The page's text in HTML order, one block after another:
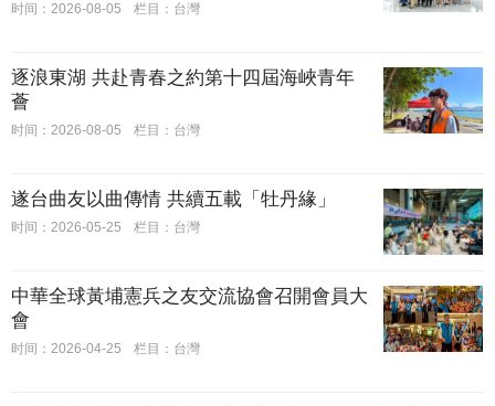
时间：2026-08-05 栏目：台灣
逐浪東湖 共赴青春之約第十四屆海峽青年
薈
时间：2026-08-05 栏目：台灣
遂台曲友以曲傳情 共續五載「牡丹緣」
时间：2026-05-25 栏目：台灣
中華全球黃埔憲兵之友交流協會召開會員大
會
时间：2026-04-25 栏目：台灣